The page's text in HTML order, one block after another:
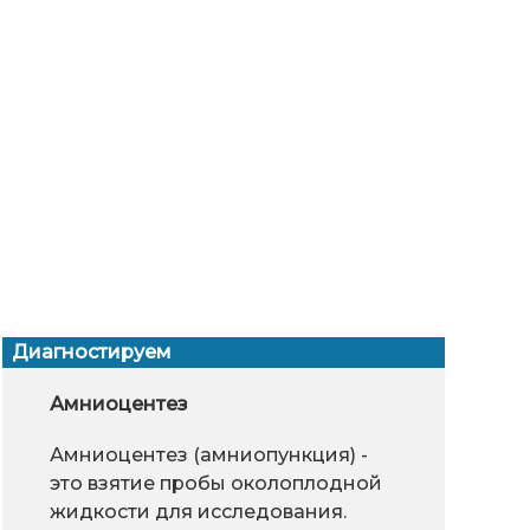
избавления от черных
При выходе кожного
сала на поверхность
Ортониксия
Ортониксия -
безоперационный
метод коррекции
Диагностируем
Амниоцентез
Амниоцентез (амниопункция) -
это взятие пробы околоплодной
жидкости для исследования.